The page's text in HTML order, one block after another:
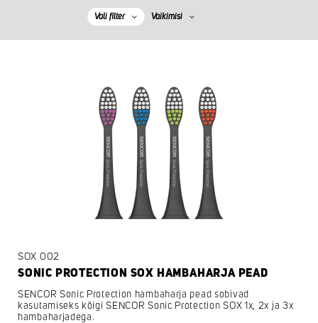
Vali filter Vaikimisi
SOX 002
SONIC PROTECTION SOX HAMBAHARJA PEAD
SENCOR Sonic Protection hambaharja pead sobivad
kasutamiseks kõigi SENCOR Sonic Protection SOX 1x, 2x ja 3x
hambaharjadega.